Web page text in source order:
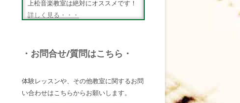
上松音楽教室は絶対にオススメです！
詳しく見る・・・
FMキタQ.ラジオパーソナ
知識が豊富で頼りになる
超おすすめしたい人です♪
・お問合せ/質問はこちら・
体験レッスンや、その他教室に関するお問
い合わせはこちらからお願いします。